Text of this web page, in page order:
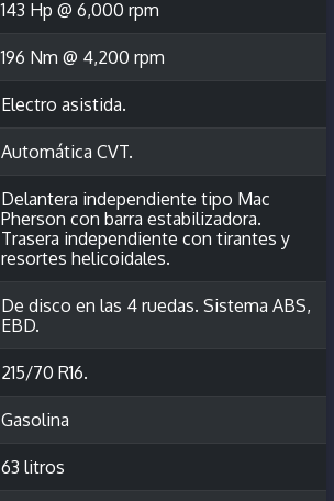
143 Hp @ 6,000 rpm
196 Nm @ 4,200 rpm
Electro asistida.
Automática CVT.
Delantera independiente tipo Mac
Pherson con barra estabilizadora.
Trasera independiente con tirantes y
resortes helicoidales.
De disco en las 4 ruedas. Sistema ABS,
EBD.
215/70 R16.
Gasolina
63 litros